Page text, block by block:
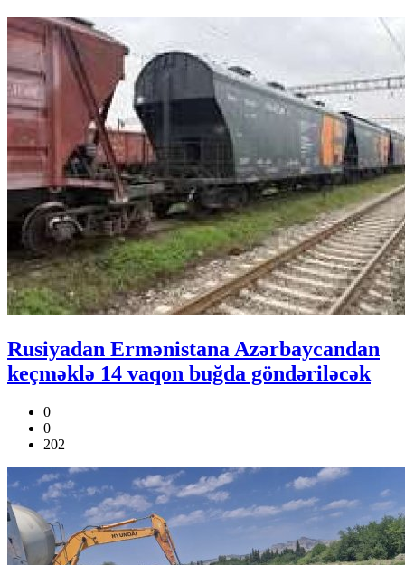
Rusiyadan Ermənistana Azərbaycandan
keçməklə 14 vaqon buğda göndəriləcək
0
0
202